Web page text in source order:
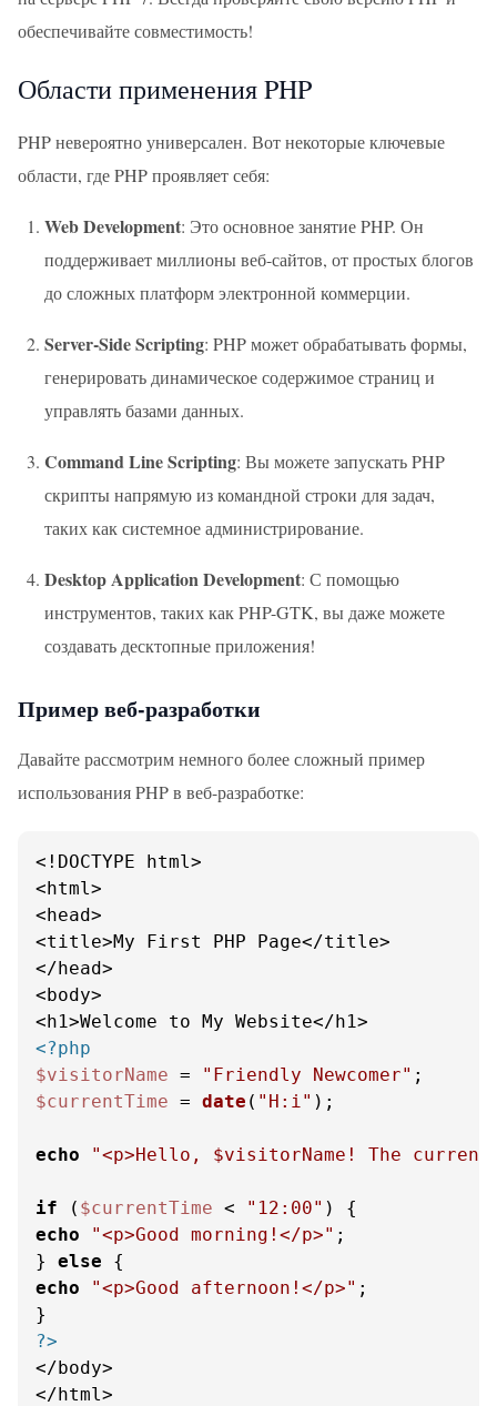
обеспечивайте совместимость!
Области применения PHP
PHP невероятно универсален. Вот некоторые ключевые
области, где PHP проявляет себя:
Web Development: Это основное занятие PHP. Он
поддерживает миллионы веб-сайтов, от простых блогов
до сложных платформ электронной коммерции.
Server-Side Scripting: PHP может обрабатывать формы,
генерировать динамическое содержимое страниц и
управлять базами данных.
Command Line Scripting: Вы можете запускать PHP
скрипты напрямую из командной строки для задач,
таких как системное администрирование.
Desktop Application Development: С помощью
инструментов, таких как PHP-GTK, вы даже можете
создавать десктопные приложения!
Пример веб-разработки
Давайте рассмотрим немного более сложный пример
использования PHP в веб-разработке:
<!DOCTYPE html>
<html>
<head>
<title>My First PHP Page</title>
</head>
<body>
<?php
$visitorName = "Friendly Newcomer"
$currentTime = date ( "H:i" );
echo "<p>Hello, $visitorName ! The
if ( $currentTime < "12:00"
echo
"<p>Good morning!</p>" ;
} else
echo
"<p>Good afternoon!</p>" ;
?>
</body>
</html>